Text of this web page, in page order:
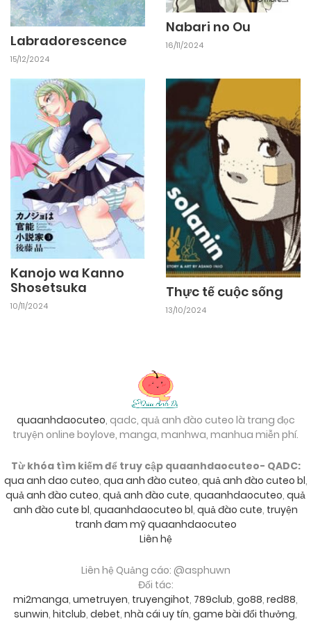
Labradorescence
15/12/2024
Nabari no Ou
16/11/2024
Kanojo wa Kanno
Shosetsuka
10/11/2024
Thực tế cuộc sống
13/10/2024
quaanhdaocuteo, qadc, quả anh đào cuteo là trang đọc
truyện online boylove, manga, manhwa, manhua miễn phí.
Từ khóa tìm kiếm để truy cập quaanhdaocuteo- QADC:
qua anh dao cuteo, qua anh đào cuteo, quả anh đào cuteo bl,
quả anh đào cuteo, quả anh đào cute, quaanhdaocuteo, quả
anh đào cute bl, quaanhdaocuteo bl, quả đào cute, truyện
tranh đam mỹ quaanhdaocuteo
Liên hệ
Liên hệ Quảng cáo: @asphuwn
Đối tác:
mi2manga, umetruyen, truyengihot, 789club, go88, red88,
sunwin, hitclub, debet, nhà cái uy tín, game bài đổi thưởng,